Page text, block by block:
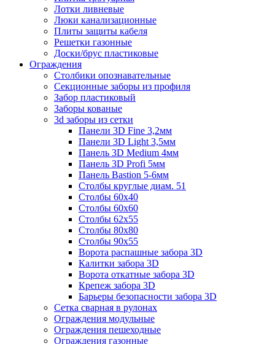
Лотки ливневые
Люки канализационные
Плиты защиты кабеля
Решетки газонные
Доски/брус пластиковые
Ограждения
Столбики опознавательные
Секционные заборы из профиля
Забор пластиковый
Заборы кованые
3d заборы из сетки
Панели 3D Fine 3,2мм
Панели 3D Light 3,5мм
Панель 3D Medium 4мм
Панель 3D Profi 5мм
Панель Bastion 5-6мм
Столбы круглые диам. 51
Столбы 60х40
Столбы 60х60
Столбы 62х55
Столбы 80х80
Столбы 90х55
Ворота распашные забора 3D
Калитки забора 3D
Ворота откатные забора 3D
Крепеж забора 3D
Барьеры безопасности забора 3D
Сетка сварная в рулонах
Ограждения модульные
Ограждения пешеходные
Ограждения газонные